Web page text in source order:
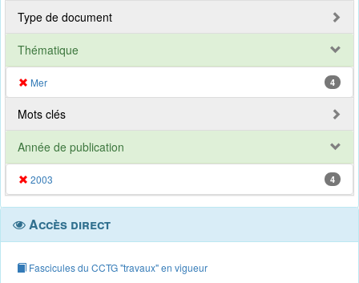
Type de document
Thématique
Mer 4
Mots clés
Année de publication
2003 4
Accès direct
Fascicules du CCTG "travaux" en vigueur